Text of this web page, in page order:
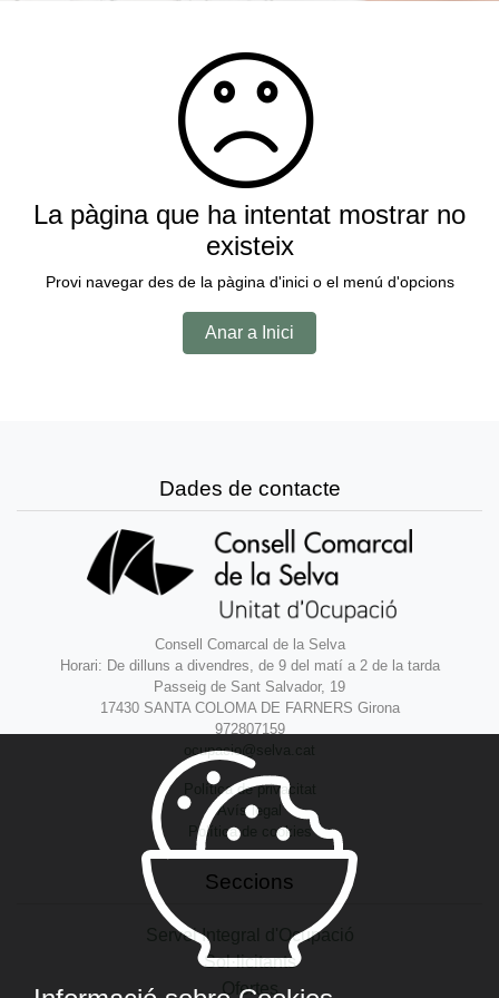
La pàgina que ha intentat mostrar no
existeix
Provi navegar des de la pàgina d'inici o el menú d'opcions
Anar a Inici
Dades de contacte
Consell Comarcal de la Selva
Horari: De dilluns a divendres, de 9 del matí a 2 de la tarda
Passeig de Sant Salvador, 19
17430 SANTA COLOMA DE FARNERS Girona
972807159
ocupacio@selva.cat
Política de privacitat
Avís legal
Política de cookies
Seccions
Servei Integral d'Ocupació
Sol·licitants
Ofertes